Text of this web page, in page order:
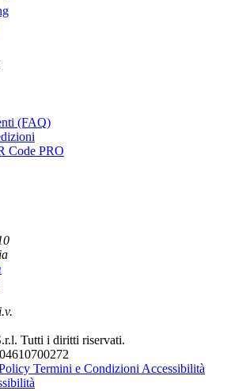
(FAQ)
Code PRO
Tutti i diritti riservati.
Termini e Condizioni Accessibilità